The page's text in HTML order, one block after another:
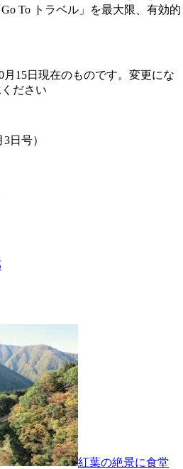
To トラベル」を最大限、有効的
15日現在のものです。変更にな
ださい
日号）
紅葉の絶景に食堂